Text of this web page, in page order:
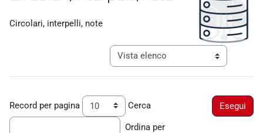
Circolari, interpelli, note
Navigazione terziaria modalità
Record per pagina Cerca
Ordina per